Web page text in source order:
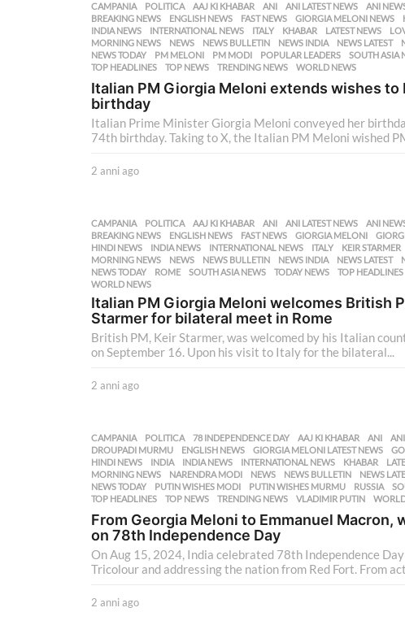
i
a
g
o
CAMPANIA ,POLITICA AAJ KI KHABAR ,ANI ,ANI LATEST NEWS ,ANI
BREAKING NEWS
,ENGLISH NEWS ,FAST NEWS ,GIORGIA MELONI NEWS ,
INDIA NEWS
,INTERNATIONAL NEWS ,ITALY ,KHABAR ,LATEST NEWS ,
MORNING NEWS
,NEWS ,NEWS BULLETIN ,NEWS INDIA ,NEWS LATEST ,
NEWS TODAY
,PM MELONI ,PM MODI ,POPULAR LEADERS ,SOUTH ASIA
TOP HEADLINES
,TOP NEWS ,TRENDING NEWS ,WORLD NEWS
Italian PM Giorgia Meloni extends wishes to
birthday
Italian Prime Minister Giorgia Meloni conveyed her
74th birthday. Taking to X, the Italian PM Meloni wished
2 anni ago
i
a
g
o
CAMPANIA ,POLITICA AAJ KI KHABAR ,ANI ,ANI LATEST NEWS ,ANI
BREAKING NEWS
,ENGLISH NEWS ,FAST NEWS ,GIORGIA MELONI ,
HINDI NEWS
,INDIA NEWS ,INTERNATIONAL NEWS ,ITALY ,KEIR STARMER
MORNING NEWS
,NEWS ,NEWS BULLETIN ,NEWS INDIA ,NEWS LATEST ,
NEWS TODAY
,ROME ,SOUTH ASIA NEWS ,TODAY NEWS ,TOP HEADLINES
WORLD NEWS
Italian PM Giorgia Meloni welcomes British
Starmer for bilateral meet in Rome
British PM, Keir Starmer, was welcomed by his Italian
on September 16. Upon his visit to Italy for the bilateral...
2 anni ago
i
a
g
o
CAMPANIA ,POLITICA 78 INDEPENDENCE DAY ,AAJ KI KHABAR ,ANI ,
DROUPADI MURMU
,ENGLISH NEWS ,GIORGIA MELONI LATEST NEWS ,
HINDI NEWS
,INDIA ,INDIA NEWS ,INTERNATIONAL NEWS ,KHABAR ,
MORNING NEWS
,NARENDRA MODI ,NEWS ,NEWS BULLETIN ,NEWS
NEWS TODAY
,PUTIN WISHES MODI ,PUTIN WISHES MURMU ,RUSSIA ,
TOP HEADLINES
,TOP NEWS ,TRENDING NEWS ,VLADIMIR PUTIN ,
From Georgia Meloni to Emmanuel Macron,
on 78th Independence Day
On Aug 15, 2024, India celebrated 78th Independence
Tricolour and addressing the nation from Red Fort. From
2 anni ago